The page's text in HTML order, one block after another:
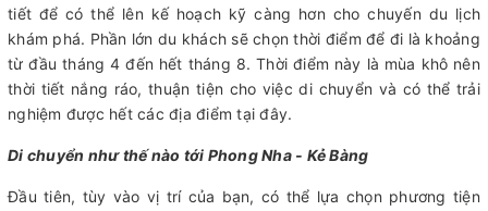
tiết để có thể lên kế hoạch kỹ càng hơn cho chuyến du lịch
khám phá. Phần lớn du khách sẽ chọn thời điểm để đi là khoảng
từ đầu tháng 4 đến hết tháng 8. Thời điểm này là mùa khô nên
thời tiết nắng ráo, thuận tiện cho việc di chuyển và có thể trải
nghiệm được hết các địa điểm tại đây.
Di chuyển như thế nào tới Phong Nha - Kẻ Bàng
Đầu tiên, tùy vào vị trí của bạn, có thể lựa chọn phương tiện